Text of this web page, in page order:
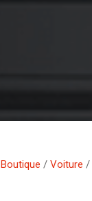
Boutique / Voiture /